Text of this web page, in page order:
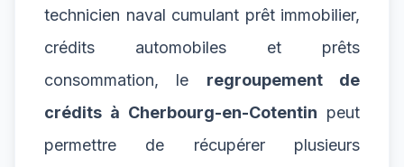
technicien naval cumulant prêt immobilier,
crédits automobiles et prêts
consommation, le regroupement de
crédits à Cherbourg-en-Cotentin peut
permettre de récupérer plusieurs